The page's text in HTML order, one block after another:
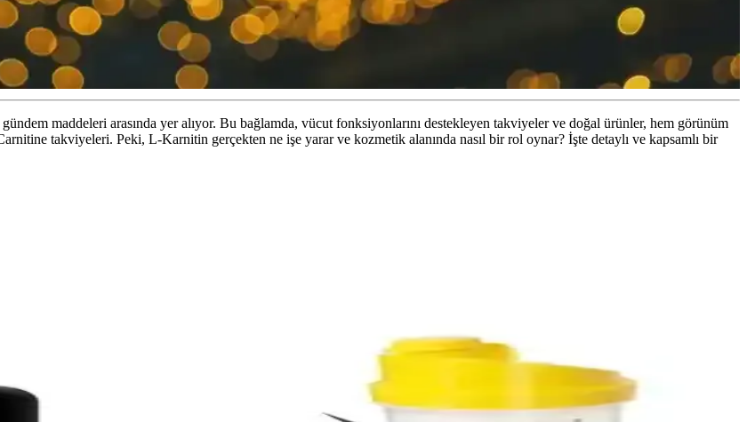
maddeleri arasında yer alıyor. Bu bağlamda, vücut fonksiyonlarını destekleyen takviyeler ve doğal ürünler, hem görünüm
takviyeleri. Peki, L-Karnitin gerçekten ne işe yarar ve kozmetik alanında nasıl bir rol oynar? İşte detaylı ve kapsamlı bir
tercih edilen önemli bir bileşendir. Ürün seçiminde içerik, kullanım talimatları ve yan etkilere dikkat edilmelidir.
ve yağ yakımı farkları
(tablet, 500 mg) arasındaki temel farkları, içerik, doz ve kullanım farklarını; enerji ve yağ yakımına etkisi ile kullanıcı